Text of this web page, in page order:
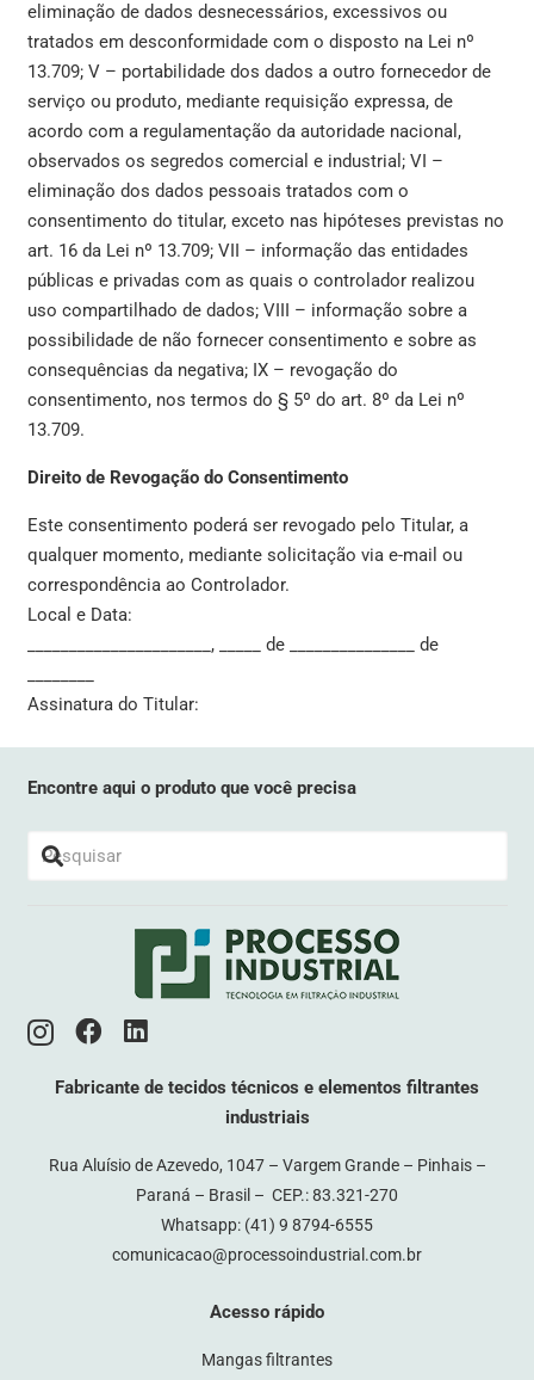
eliminação de dados desnecessários, excessivos ou
tratados em desconformidade com o disposto na Lei nº
13.709; V – portabilidade dos dados a outro fornecedor de
serviço ou produto, mediante requisição expressa, de
acordo com a regulamentação da autoridade nacional,
observados os segredos comercial e industrial; VI –
eliminação dos dados pessoais tratados com o
consentimento do titular, exceto nas hipóteses previstas no
art. 16 da Lei nº 13.709; VII – informação das entidades
públicas e privadas com as quais o controlador realizou
uso compartilhado de dados; VIII – informação sobre a
possibilidade de não fornecer consentimento e sobre as
consequências da negativa; IX – revogação do
consentimento, nos termos do § 5º do art. 8º da Lei nº
13.709.
Direito de Revogação do Consentimento
Este consentimento poderá ser revogado pelo Titular, a
qualquer momento, mediante solicitação via e-mail ou
correspondência ao Controlador.
Local e Data:
______________________, _____ de _______________ de
Assinatura do Titular:
Encontre aqui o produto que você precisa
Fabricante de tecidos técnicos e elementos filtrantes
industriais
Rua Aluísio de Azevedo, 1047 – Vargem Grande – Pinhais –
Paraná – Brasil – CEP.: 83.321-270
Whatsapp: (41) 9 8794-6555
comunicacao@processoindustrial.com.br
Acesso rápido
Mangas filtrantes